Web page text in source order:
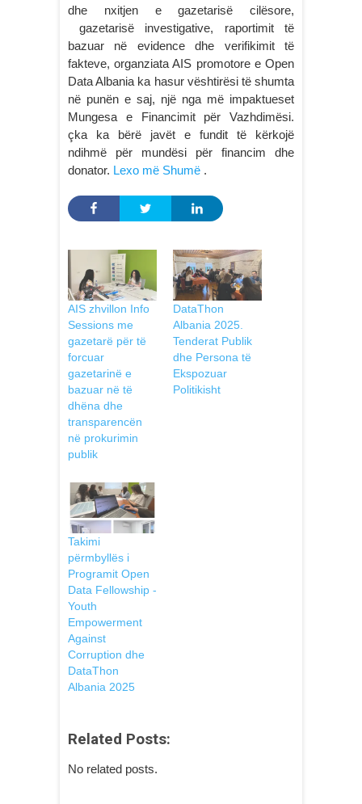
dhe nxitjen e gazetarisë cilësore,
gazetarisë investigative, raportimit të
bazuar në evidence dhe verifikimit të
fakteve, organziata AIS promotore e Open
Data Albania ka hasur vështirësi të shumta
në punën e saj, një nga më impaktueset
Mungesa e Financimit për Vazhdimësi.
çka ka bërë javët e fundit të kërkojë
ndihmë për mundësi për financim dhe
donator. Lexo më Shumë .
AIS zhvillon Info
Sessions me
gazetarë për të
forcuar
gazetarinë e
bazuar në të
dhëna dhe
transparencën
në prokurimin
publik
DataThon
Albania 2025.
Tenderat Publik
dhe Persona të
Ekspozuar
Politikisht
Takimi
përmbyllës i
Programit Open
Data Fellowship -
Youth
Empowerment
Against
Corruption dhe
DataThon
Albania 2025
Related Posts:
No related posts.